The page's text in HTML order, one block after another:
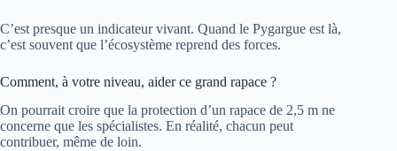
C’est presque un indicateur vivant. Quand le Pygargue est là,
c’est souvent que l’écosystème reprend des forces.
Comment, à votre niveau, aider ce grand rapace ?
On pourrait croire que la protection d’un rapace de 2,5 m ne
concerne que les spécialistes. En réalité, chacun peut
contribuer, même de loin.